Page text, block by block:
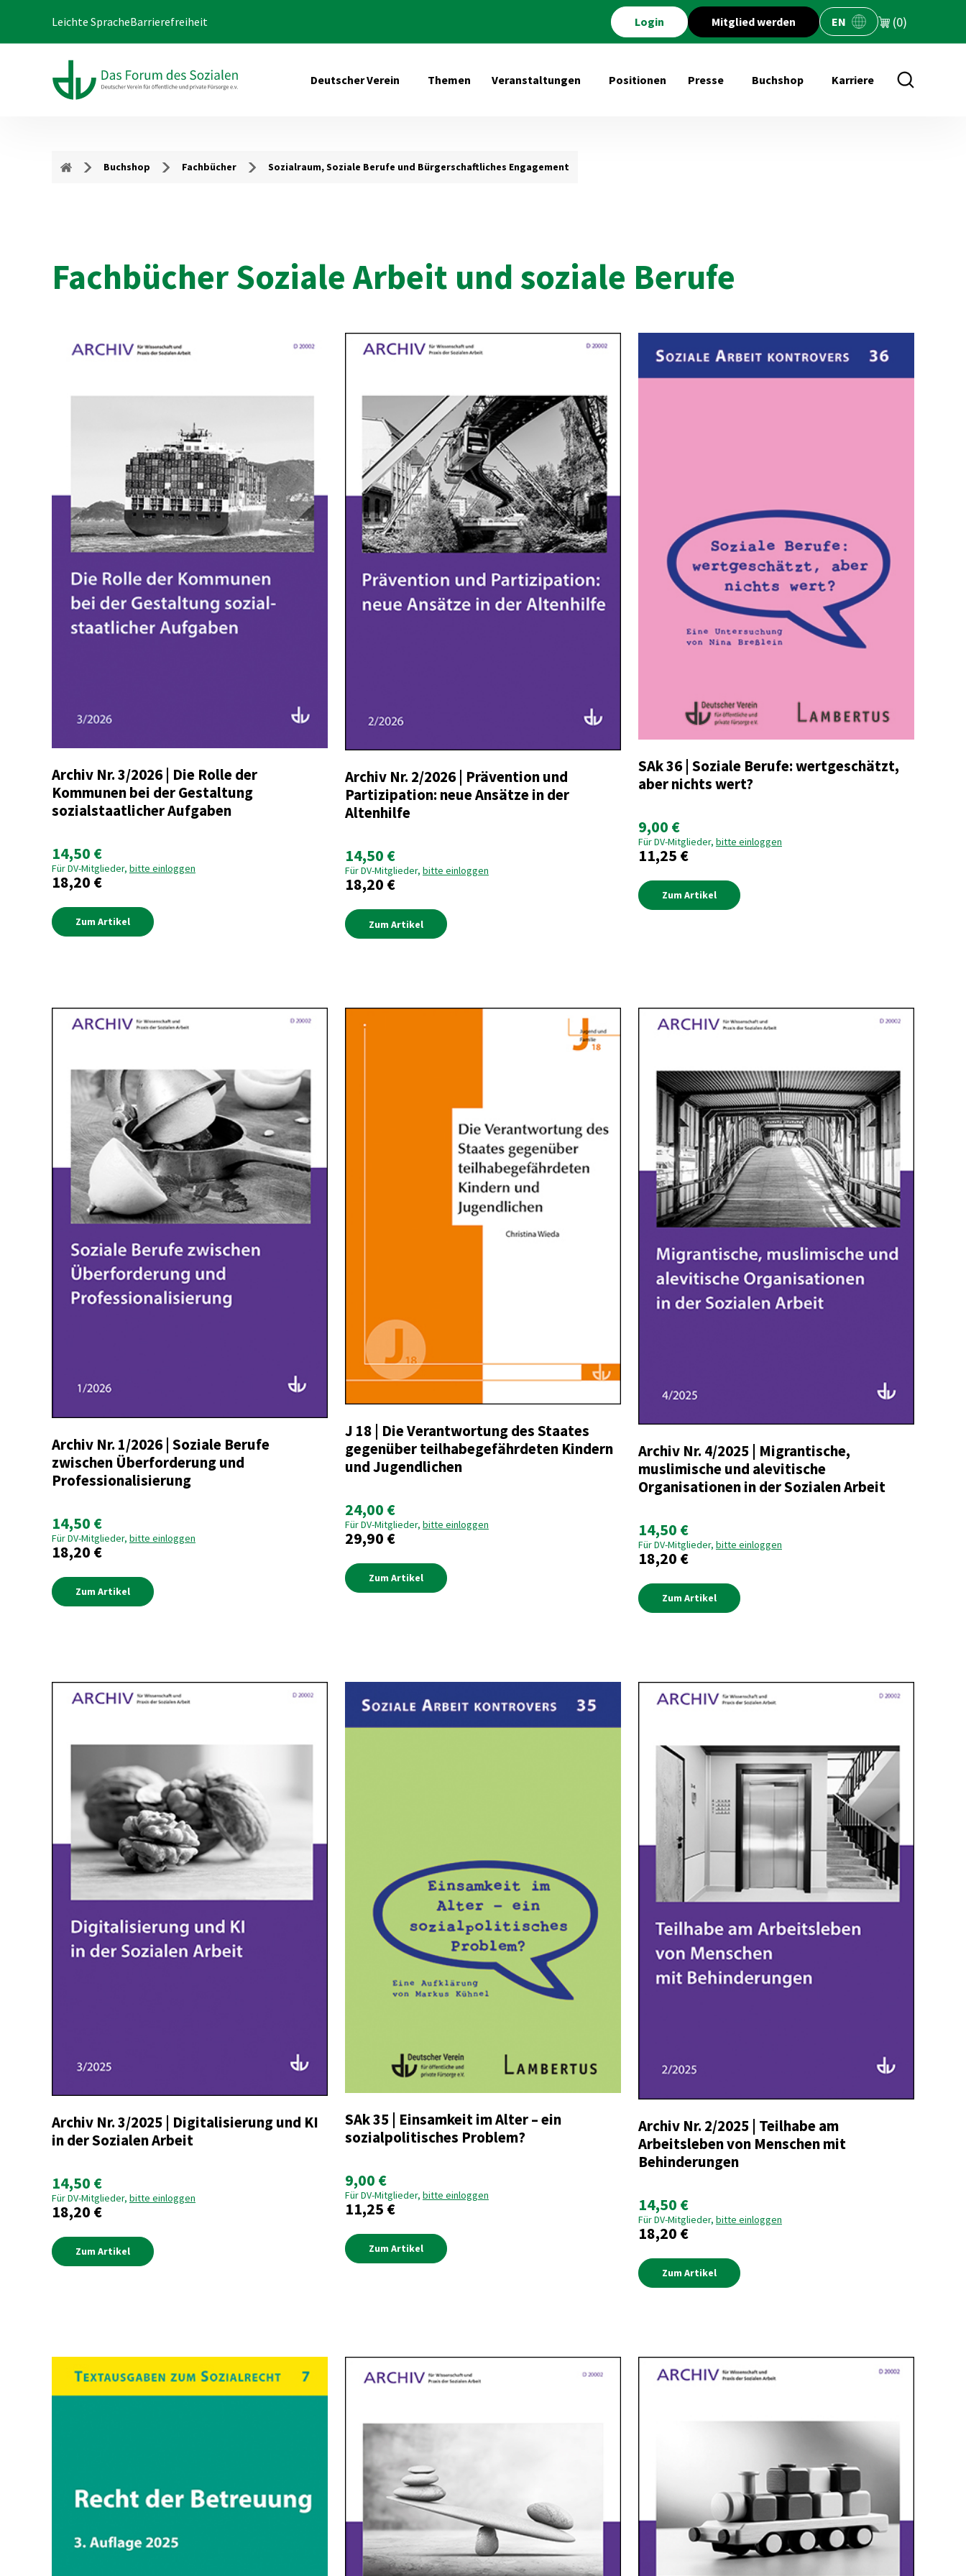
Leichte SpracheBarrierefreiheit Login Mitglied werden EN (0)
Deutscher Verein Themen Veranstaltungen Positionen Presse Buchshop
Untermenü öffnen für
Karriere
Buchshop Fachbücher Sozialraum, Soziale Berufe und Bürgerschaftliches Engagement
Fachbücher Soziale Arbeit und soziale Berufe
Archiv Nr. 3/2026 | Die Rolle der
Kommunen bei der Gestaltung
sozialstaatlicher Aufgaben
14,50 €
Für DV-Mitglieder, bitte einloggen
18,20 €
Zum Artikel
Archiv Nr. 2/2026 | Prävention und
Partizipation: neue Ansätze in der
Altenhilfe
14,50 €
Für DV-Mitglieder, bitte einloggen
18,20 €
Zum Artikel
SAk 36 | Soziale Berufe: wertgeschätzt,
aber nichts wert?
9,00 €
Für DV-Mitglieder, bitte einloggen
11,25 €
Zum Artikel
Archiv Nr. 1/2026 | Soziale Berufe
zwischen Überforderung und
Professionalisierung
14,50 €
Für DV-Mitglieder, bitte einloggen
18,20 €
Zum Artikel
J 18 | Die Verantwortung des Staates
gegenüber teilhabegefährdeten Kindern
und Jugendlichen
24,00 €
Für DV-Mitglieder, bitte einloggen
29,90 €
Zum Artikel
Archiv Nr. 4/2025 | Migrantische,
muslimische und alevitische
Organisationen in der Sozialen Arbeit
14,50 €
Für DV-Mitglieder, bitte einloggen
18,20 €
Zum Artikel
Archiv Nr. 3/2025 | Digitalisierung und KI
in der Sozialen Arbeit
14,50 €
Für DV-Mitglieder, bitte einloggen
18,20 €
Zum Artikel
SAk 35 | Einsamkeit im Alter – ein
sozialpolitisches Problem?
9,00 €
Für DV-Mitglieder, bitte einloggen
11,25 €
Zum Artikel
Archiv Nr. 2/2025 | Teilhabe am
Arbeitsleben von Menschen mit
Behinderungen
14,50 €
Für DV-Mitglieder, bitte einloggen
18,20 €
Zum Artikel